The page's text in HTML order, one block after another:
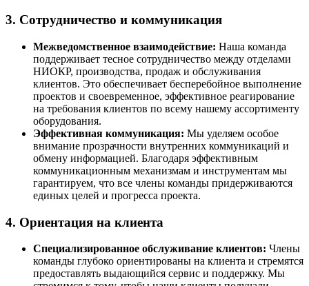
3. Сотрудничество и коммуникация
Межведомственное взаимодействие: Наша команда
поддерживает тесное сотрудничество между отделами
НИОКР, производства, продаж и обслуживания
клиентов. Это обеспечивает бесперебойное выполнение
проектов и своевременное, эффективное реагирование
на требования клиентов по всему нашему ассортименту
оборудования.
Эффективная коммуникация: Мы уделяем особое
внимание прозрачности внутренних коммуникаций и
обмену информацией. Благодаря эффективным
коммуникационным механизмам и инструментам мы
гарантируем, что все члены команды придерживаются
единых целей и прогресса проекта.
4. Ориентация на клиента
Специализированное обслуживание клиентов: Члены
команды глубоко ориентированы на клиента и стремятся
предоставлять выдающийся сервис и поддержку. Мы